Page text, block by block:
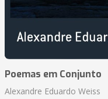
Poemas em Conjunto
Alexandre Eduardo Weiss